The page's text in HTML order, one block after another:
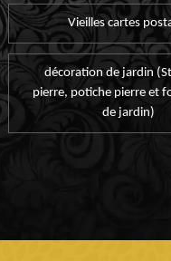
Vieilles cartes
décoration de jardin
pierre, potiche pierre et
de jardin)